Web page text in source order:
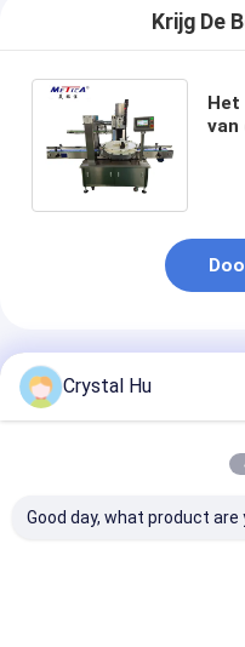
Krijg De
Het
van
Geadviseerde
Crystal Hu
Good day, what product are